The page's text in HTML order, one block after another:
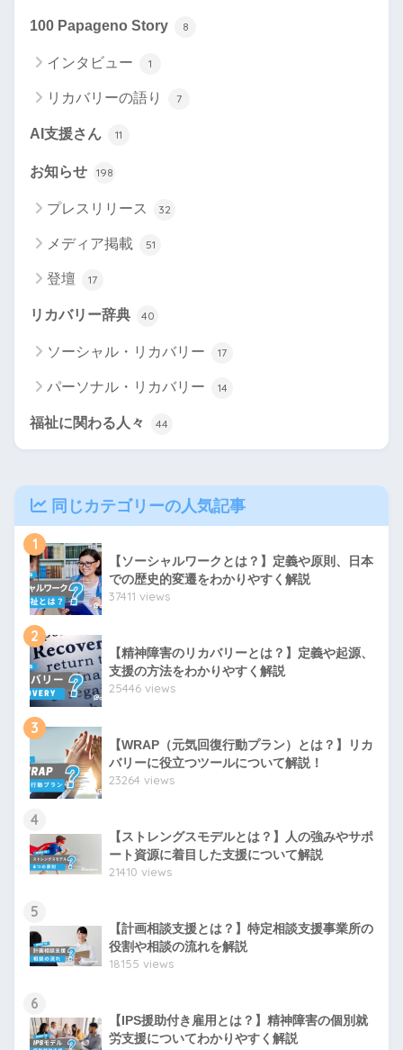
100 Papageno Story 8
インタビュー 1
リカバリーの語り 7
AI支援さん 11
お知らせ 198
プレスリリース 32
メディア掲載 51
登壇 17
リカバリー辞典 40
ソーシャル・リカバリー 17
パーソナル・リカバリー 14
福祉に関わる人々 44
同じカテゴリーの人気記事
1
【ソーシャルワークとは？】定義や原則、日本
での歴史的変遷をわかりやすく解説
37411 views
2
【精神障害のリカバリーとは？】定義や起源、
支援の方法をわかりやすく解説
25446 views
3
【WRAP（元気回復行動プラン）とは？】リカ
バリーに役立つツールについて解説！
23264 views
4
【ストレングスモデルとは？】人の強みやサポ
ート資源に着目した支援について解説
21410 views
5
【計画相談支援とは？】特定相談支援事業所の
役割や相談の流れを解説
18155 views
6
【IPS援助付き雇用とは？】精神障害の個別就
労支援についてわかりやすく解説